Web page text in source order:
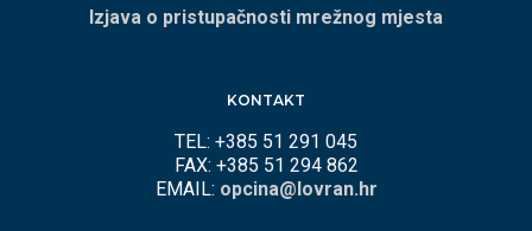
Izjava o pristupačnosti mrežnog mjesta
KONTAKT
TEL: +385 51 291 045
FAX: +385 51 294 862
EMAIL: opcina@lovran.hr